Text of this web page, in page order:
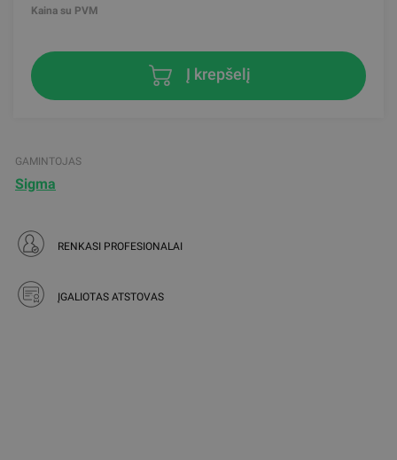
Kaina su PVM
Į krepšelį
GAMINTOJAS
Sigma
RENKASI PROFESIONALAI
ĮGALIOTAS ATSTOVAS